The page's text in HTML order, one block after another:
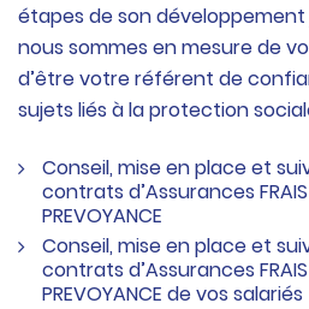
étapes de son développement
nous sommes en mesure de
d’être votre référent de
sujets liés à la protection
Conseil, mise en place et
contrats d’Assurances FRAIS
PREVOYANCE
Conseil, mise en place et
contrats d’Assurances FRAIS
PREVOYANCE de vos salariés